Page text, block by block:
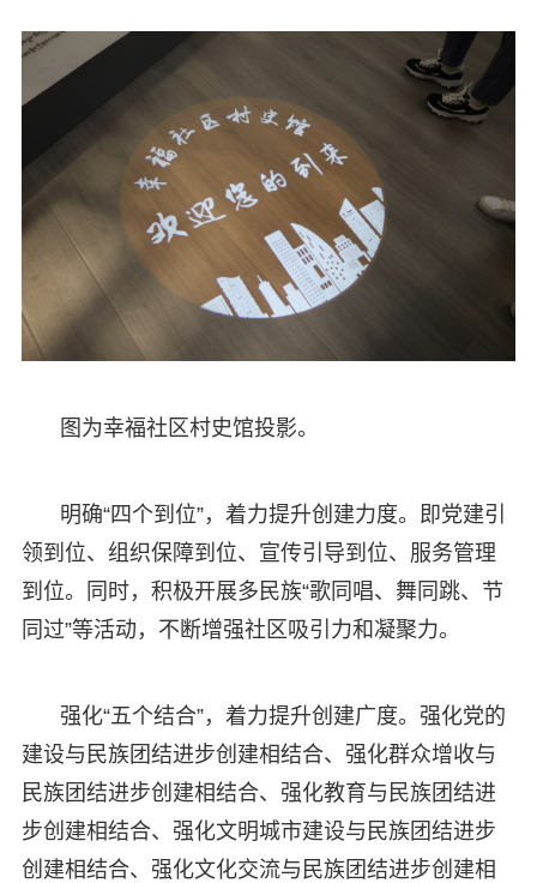
图为幸福社区村史馆投影。
明确“四个到位”，着力提升创建力度。即党建引
领到位、组织保障到位、宣传引导到位、服务管理
到位。同时，积极开展多民族“歌同唱、舞同跳、节
同过”等活动，不断增强社区吸引力和凝聚力。
强化“五个结合”，着力提升创建广度。强化党的
建设与民族团结进步创建相结合、强化群众增收与
民族团结进步创建相结合、强化教育与民族团结进
步创建相结合、强化文明城市建设与民族团结进步
创建相结合、强化文化交流与民族团结进步创建相